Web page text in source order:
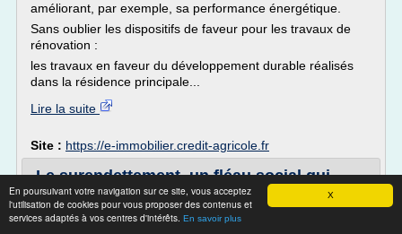
X
En poursuivant votre navigation sur ce site, vous acceptez
l'utilisation de cookies pour vous proposer des contenus et
services adaptés à vos centres d'intérêts. En savoir plus
améliorant, par exemple, sa performance énergétique.
Sans oublier les dispositifs de faveur pour les travaux de
rénovation :
les travaux en faveur du développement durable réalisés
dans la résidence principale...
Lire la suite
Site : https://e-immobilier.credit-agricole.fr
Le surendettement, un fléau social qui
profite d’abord aux ...
Partager sur Google+